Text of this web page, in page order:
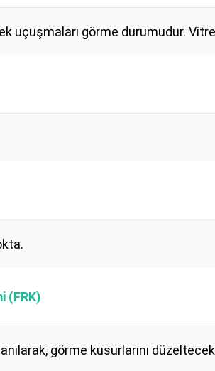
uçuşmaları görme durumudur.
(FRK)
görme kusurlarını